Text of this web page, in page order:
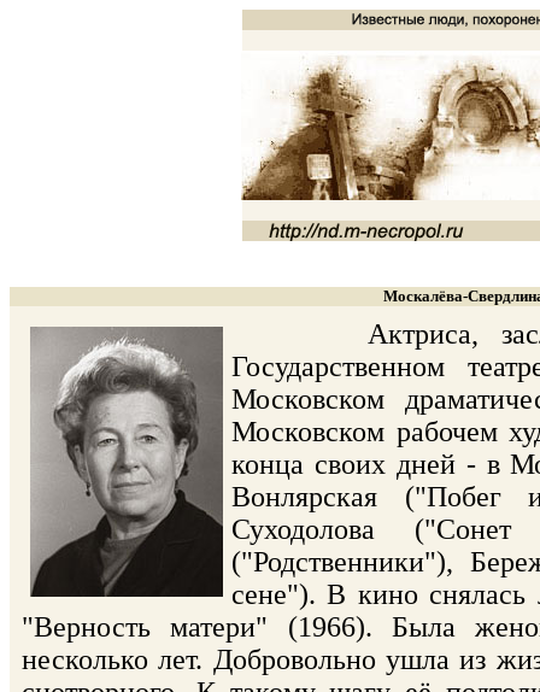
Москалёва-
Актриса,
Государственном
Московском
Московском рабочем
конца своих дней - в
Вонлярская ("Побег
Суходолова
("Родственники"),
сене"). В кино
"Верность матери" (1966). Была
несколько лет. Добровольно ушла из